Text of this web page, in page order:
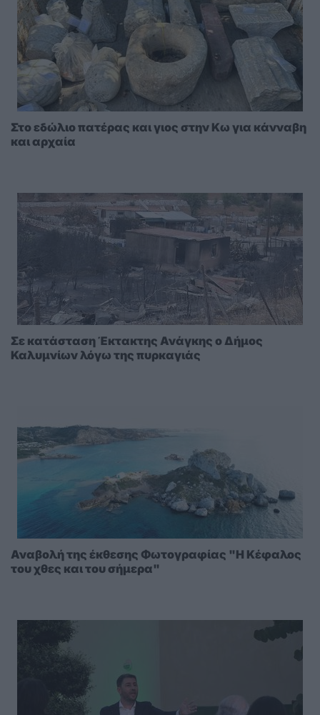
Στο εδώλιο πατέρας και γιος στην Κω για κάνναβη
και αρχαία
Σε κατάσταση Έκτακτης Ανάγκης ο Δήμος
Καλυμνίων λόγω της πυρκαγιάς
Αναβολή της έκθεσης Φωτογραφίας "Η Κέφαλος
του χθες και του σήμερα"